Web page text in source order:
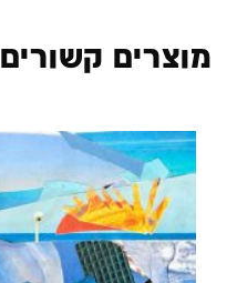
מוצרים קשורים